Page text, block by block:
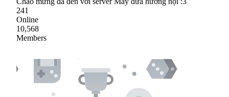
241
Online
10,568
Members